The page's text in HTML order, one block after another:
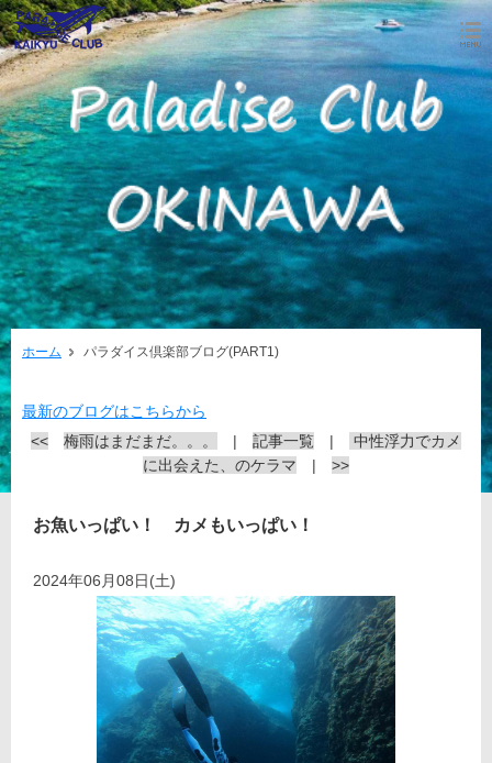
ホーム パラダイス倶楽部ブログ(PART1)
最新のブログはこちらから
<<
梅雨はまだまだ。。。 | 記事一覧 |
中性浮力でカメ
に出会えた、のケラマ | >>
お魚いっぱい！ カメもいっぱい！
2024年06月08日(土)